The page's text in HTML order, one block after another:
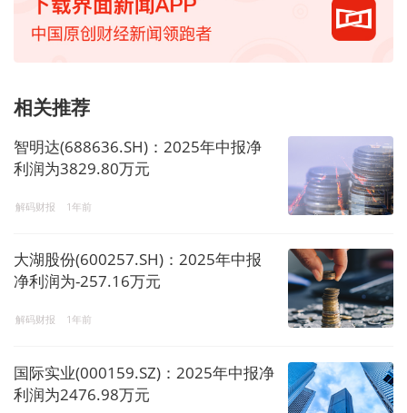
相关推荐
智明达(688636.SH)：2025年中报净
利润为3829.80万元
解码财报 1年前
大湖股份(600257.SH)：2025年中报
净利润为-257.16万元
解码财报 1年前
国际实业(000159.SZ)：2025年中报净
利润为2476.98万元